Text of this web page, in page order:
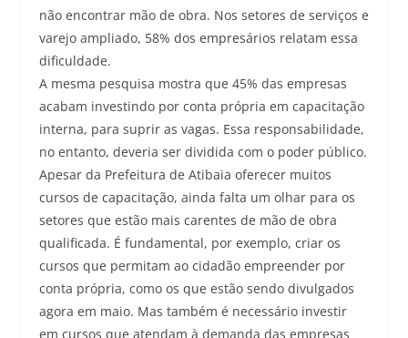
não encontrar mão de obra. Nos setores de serviços e
varejo ampliado, 58% dos empresários relatam essa
dificuldade.
A mesma pesquisa mostra que 45% das empresas
acabam investindo por conta própria em capacitação
interna, para suprir as vagas. Essa responsabilidade,
no entanto, deveria ser dividida com o poder público.
Apesar da Prefeitura de Atibaia oferecer muitos
cursos de capacitação, ainda falta um olhar para os
setores que estão mais carentes de mão de obra
qualificada. É fundamental, por exemplo, criar os
cursos que permitam ao cidadão empreender por
conta própria, como os que estão sendo divulgados
agora em maio. Mas também é necessário investir
em cursos que atendam à demanda das empresas